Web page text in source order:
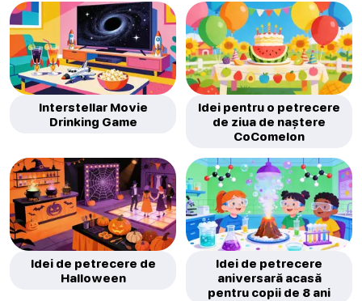
Interstellar Movie
Drinking Game
Idei pentru o petrecere
de ziua de naștere
CoComelon
Idei de petrecere de
Halloween
Idei de petrecere
aniversară acasă
pentru copii de 8 ani